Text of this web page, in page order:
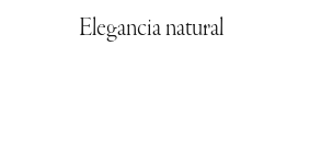
Elegancia natural